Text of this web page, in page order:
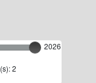
2026
2